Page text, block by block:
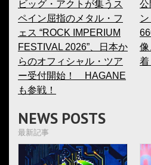
ビッグ・アクトが集うス
ペイン屈指のメタル・フ
ェス “ROCK IMPERIUM
FESTIVAL 2026”、日本か
らのオフィシャル・ツア
ー受付開始！ HAGANE
も参戦！
公
像
着
NEWS POSTS
最新記事